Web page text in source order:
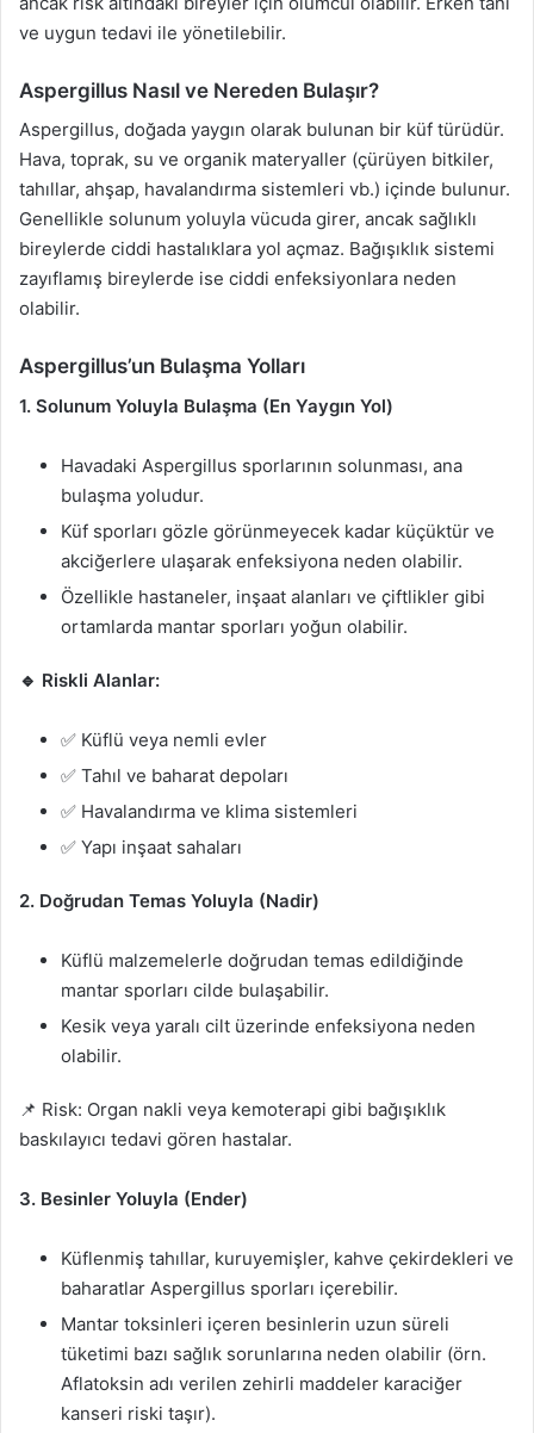
ve uygun tedavi ile yönetilebilir.
Aspergillus Nasıl ve Nereden Bulaşır?
Aspergillus, doğada yaygın olarak bulunan bir küf türüdür.
Hava, toprak, su ve organik materyaller (çürüyen bitkiler,
tahıllar, ahşap, havalandırma sistemleri vb.) içinde bulunur.
Genellikle solunum yoluyla vücuda girer, ancak sağlıklı
bireylerde ciddi hastalıklara yol açmaz. Bağışıklık sistemi
zayıflamış bireylerde ise ciddi enfeksiyonlara neden
olabilir.
Aspergillus’un Bulaşma Yolları
1. Solunum Yoluyla Bulaşma (En Yaygın Yol)
Havadaki Aspergillus sporlarının solunması, ana
bulaşma yoludur.
Küf sporları gözle görünmeyecek kadar küçüktür ve
akciğerlere ulaşarak enfeksiyona neden olabilir.
Özellikle hastaneler, inşaat alanları ve çiftlikler gibi
ortamlarda mantar sporları yoğun olabilir.
🔹 Riskli Alanlar:
✅ Küflü veya nemli evler
✅ Tahıl ve baharat depoları
✅ Havalandırma ve klima sistemleri
✅ Yapı inşaat sahaları
2. Doğrudan Temas Yoluyla (Nadir)
Küflü malzemelerle doğrudan temas edildiğinde
mantar sporları cilde bulaşabilir.
Kesik veya yaralı cilt üzerinde enfeksiyona neden
olabilir.
📌 Risk: Organ nakli veya kemoterapi gibi bağışıklık
baskılayıcı tedavi gören hastalar.
3. Besinler Yoluyla (Ender)
Küflenmiş tahıllar, kuruyemişler, kahve çekirdekleri ve
baharatlar Aspergillus sporları içerebilir.
Mantar toksinleri içeren besinlerin uzun süreli
tüketimi bazı sağlık sorunlarına neden olabilir (örn.
Aflatoksin adı verilen zehirli maddeler karaciğer
kanseri riski taşır).